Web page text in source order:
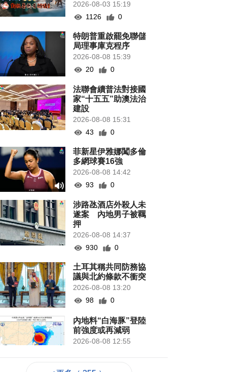
2026-08-03 15:19
1126
0
特朗普重啟罷免聯儲
局理事庫克程序
2026-08-08 15:39
20
0
法聯會續普法對接國
家“十五五”助澳法治
建設
2026-08-08 15:31
43
0
菲新星伊雅娜闖多倫
多網球賽16強
2026-08-08 14:42
93
0
涉路氹酒店外殺人未
遂案 內地男子被羈
押
2026-08-08 14:37
930
0
土耳其稱共同防務協
議與北約條款不衝突
2026-08-08 13:20
98
0
內地料“白海豚”登陸
前強度或再減弱
2026-08-08 12:55